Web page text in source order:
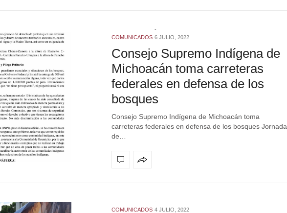
COMUNICADOS 6 JULIO, 2022
Consejo Supremo Indígena de
Michoacán toma carreteras
federales en defensa de los
bosques
Consejo Supremo Indígena de Michoacán toma
carreteras federales en defensa de los bosques Jornada
de…
COMUNICADOS 4 JULIO, 2022